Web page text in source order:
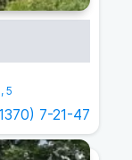
5
7-21-47